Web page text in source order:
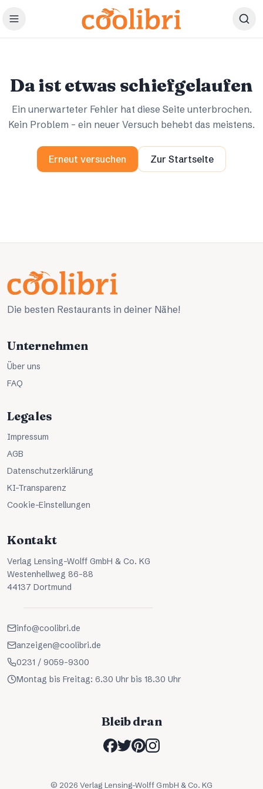
Zum Hauptinhalt springen
Da ist etwas schiefgelaufen
Ein unerwarteter Fehler hat diese Seite unterbrochen.
Kein Problem – ein neuer Versuch behebt das meistens.
Erneut versuchen Zur Startseite
Die besten Restaurants in deiner Nähe!
Unternehmen
Über uns
FAQ
Legales
Impressum
AGB
Datenschutzerklärung
KI-Transparenz
Cookie-Einstellungen
Kontakt
Verlag Lensing-Wolff GmbH & Co. KG
Westenhellweg 86-88
44137 Dortmund
info@coolibri.de
anzeigen@coolibri.de
0231 / 9059-9300
Montag bis Freitag: 6.30 Uhr bis 18.30 Uhr
Bleib dran
© 2026 Verlag Lensing-Wolff GmbH & Co. KG